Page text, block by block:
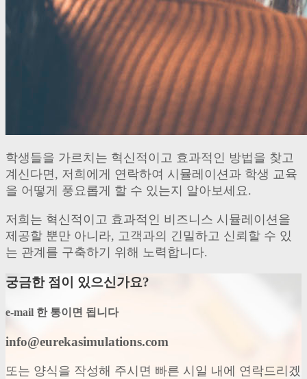
학생들을 가르치는 혁신적이고 효과적인 방법을 찾고
계신다면, 저희에게 연락하여 시뮬레이션과 학생 교육
을 어떻게 풍요롭게 할 수 있는지 알아보세요.
저희는 혁신적이고 효과적인 비즈니스 시뮬레이션을
제공할 뿐만 아니라, 고객과의 긴밀하고 신뢰할 수 있
는 관계를 구축하기 위해 노력합니다.
궁금한 점이 있으신가요?
e-mail 한 통이면 됩니다
info@eurekasimulations.com
또는 양식을 작성해 주시면 빠른 시일 내에 연락드리겠